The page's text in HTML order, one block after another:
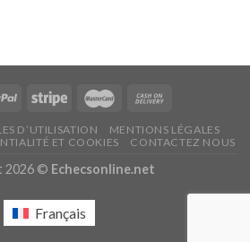
D’UTILISATION
MENTIONS LÉGALES
ET COOKIES
CONTACTEZ NOUS
2026 © Echecsonline.net
Français